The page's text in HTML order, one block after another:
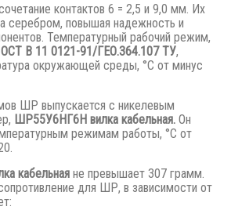
контактов 6 = 2,5 и 9,0 мм. Их
серебром, повышая надежность и
Температурный рабочий режим,
ОСТ В 11 0121-91/ГЕО.364.107 ТУ,
окружающей среды, °С от минус
ШР выпускается с никелевым
ШР55У6НГ6Н вилка кабельная. Он
режимам работы, °С от
кабельная не превышает 307 грамм.
для ШР, в зависимости от